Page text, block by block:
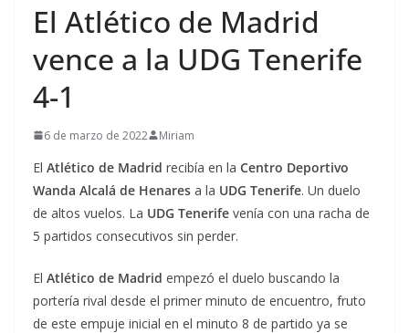
El Atlético de Madrid
vence a la UDG Tenerife
4-1
6 de marzo de 2022 Miriam
El Atlético de Madrid recibía en la Centro Deportivo
Wanda Alcalá de Henares a la UDG Tenerife. Un duelo
de altos vuelos. La UDG Tenerife venía con una racha de
5 partidos consecutivos sin perder.
El Atlético de Madrid empezó el duelo buscando la
portería rival desde el primer minuto de encuentro, fruto
de este empuje inicial en el minuto 8 de partido ya se